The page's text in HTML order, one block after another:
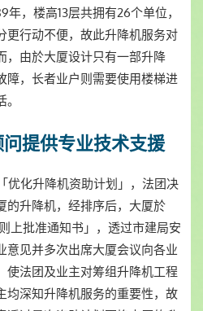
，楼高13层共拥有26个单位，
更行动不便，故此升降机服务对
，由於大厦设计只有一部升降
障，长者业户则需要使用楼梯进
提供专业技术支援
优化升降机资助计划」，法团决
的升降机，经排序后，大厦於
上批准通知书」，透过市建局安
意见并多次出席大厦会议向各业
使法团及业主对筹组升降机工程
均深知升降机服务的重要性，故